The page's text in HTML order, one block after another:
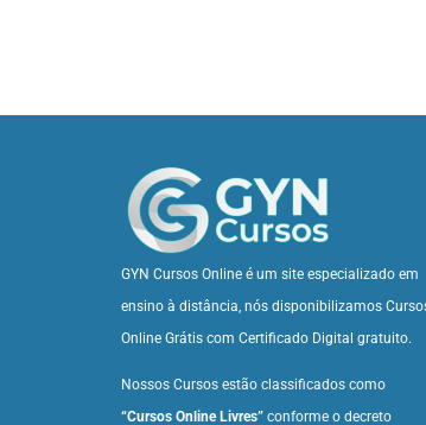
GYN Cursos Online é um site especializado em
ensino à distância, nós disponibilizamos
Online Grátis com Certificado Digital gratuito.
Nossos Cursos estão classificados como
“Cursos Online Livres” conforme o decreto